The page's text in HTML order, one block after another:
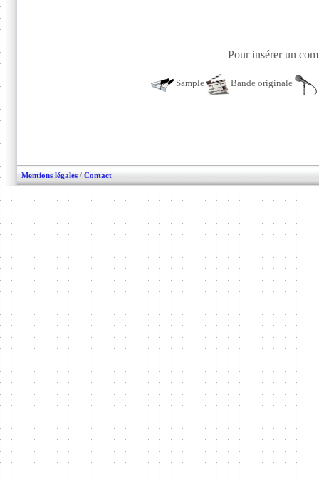
Pour insérer un
Sample Bande originale
Mentions légales / Contact